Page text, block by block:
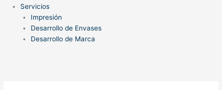
Servicios
Impresión
Desarrollo de Envases
Desarrollo de Marca